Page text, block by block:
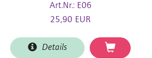
Art.Nr.: E06
25,90 EUR
Details